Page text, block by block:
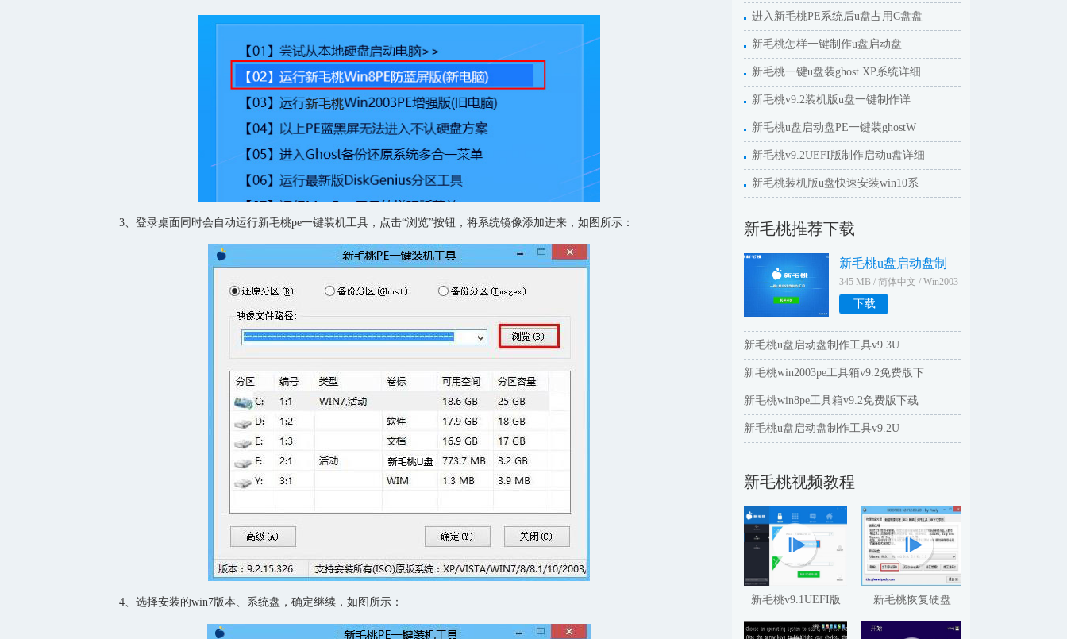
3、登录桌面同时会自动运行新毛桃pe一键装机工具，点击“浏览”按钮，将系统镜像添加进来，如图所示：
4、选择安装的win7版本、系统盘，确定继续，如图所示：
进入新毛桃PE系统后u盘占用C盘盘
新毛桃怎样一键制作u盘启动盘
新毛桃一键u盘装ghost XP系统详细
新毛桃v9.2装机版u盘一键制作详
新毛桃u盘启动盘PE一键装ghostW
新毛桃v9.2UEFI版制作启动u盘详细
新毛桃装机版u盘快速安装win10系
新毛桃推荐下载
新毛桃u盘启动盘制
345 MB / 简体中文 / Win2003
WinXPWin2000Win9X
下载
新毛桃u盘启动盘制作工具v9.3U
新毛桃win2003pe工具箱v9.2免费版下
新毛桃win8pe工具箱v9.2免费版下载
新毛桃u盘启动盘制作工具v9.2U
新毛桃视频教程
新毛桃v9.1UEFI版 新毛桃恢复硬盘